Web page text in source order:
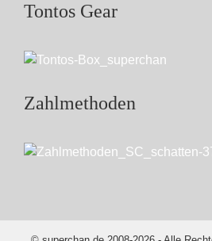
Tontos Gear
Zahlmethoden